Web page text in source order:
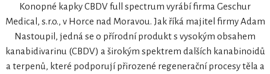
Konopné kapky CBDV full spectrum vyrábí firma Geschur
Medical, s.r.o., v Horce nad Moravou. Jak říká majitel firmy Adam
Nastoupil, jedná se o přírodní produkt s vysokým obsahem
kanabidivarinu (CBDV) a širokým spektrem dalších kanabinoidů
a terpenů, které podporují přirozené regenerační procesy těla a